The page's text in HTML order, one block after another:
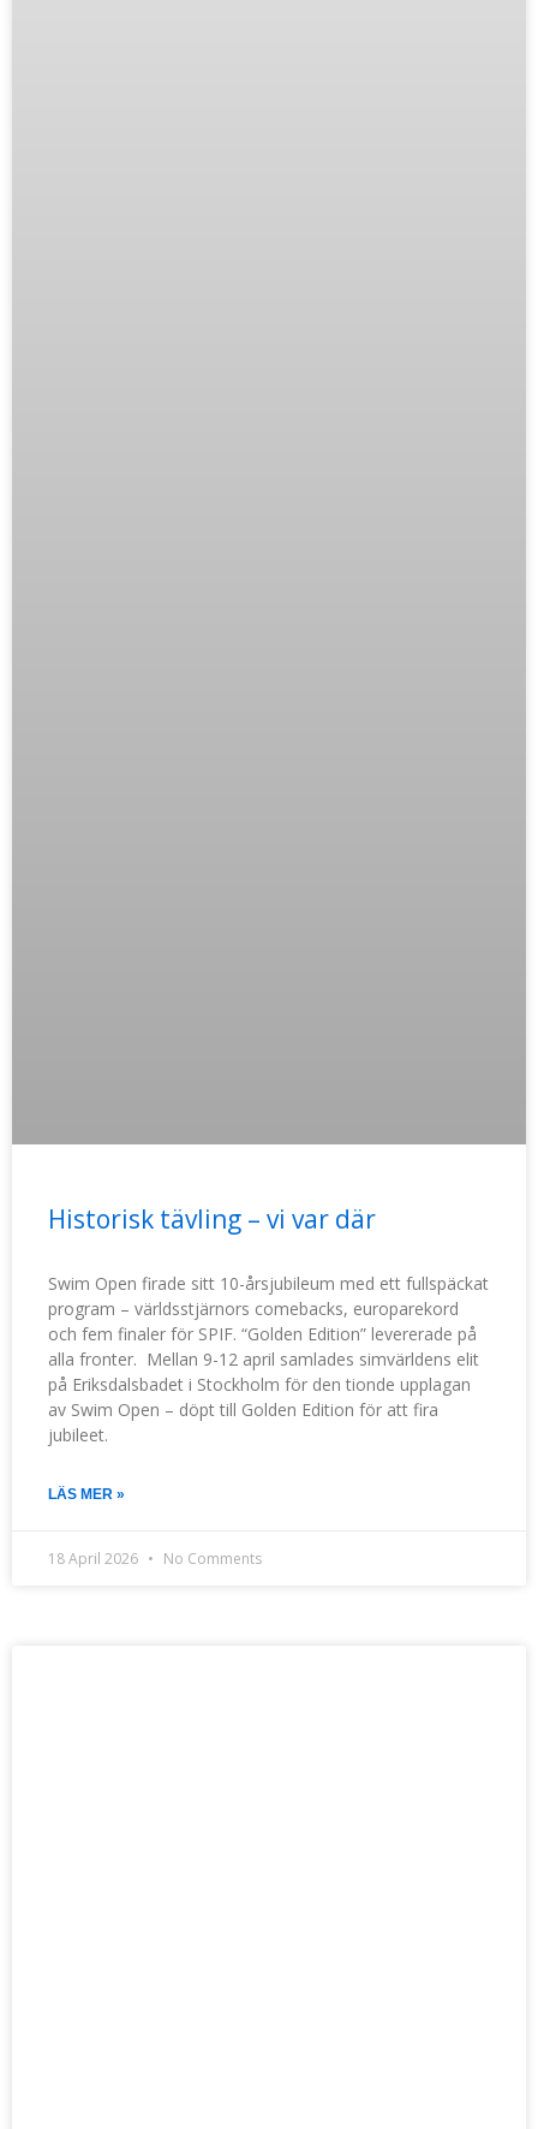
Historisk tävling – vi var där
Swim Open firade sitt 10-årsjubileum med ett fullspäckat
program – världsstjärnors comebacks, europarekord
och fem finaler för SPIF. “Golden Edition” levererade på
alla fronter. Mellan 9-12 april samlades simvärldens elit
på Eriksdalsbadet i Stockholm för den tionde upplagan
av Swim Open – döpt till Golden Edition för att fira
jubileet.
LÄS MER »
18 April 2026 No Comments